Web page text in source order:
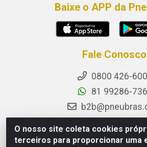
O nosso site coleta cookies
terceiros para proporcionar uma
Baixe o APP da
Fale Conosco
0800 426-
81 99286-
Instagram